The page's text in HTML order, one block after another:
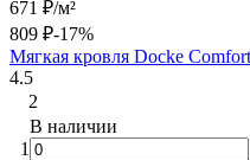
671 ₽/м²
809 ₽-17%
Мягкая кровля Docke
4.5
2
В наличии
1